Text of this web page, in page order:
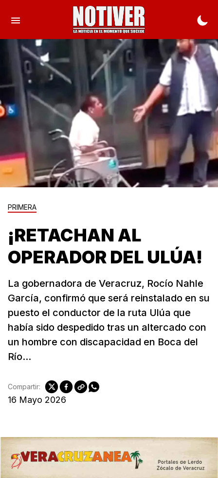
PRIMERA
¡RETACHAN AL
OPERADOR DEL ULÚA!
La gobernadora de Veracruz, Rocío Nahle
García, confirmó que será reinstalado en su
puesto el conductor de la ruta Ulúa que
había sido despedido tras un altercado con
un hombre con discapacidad en Boca del
Río...
16 Mayo 2026
Compartir: